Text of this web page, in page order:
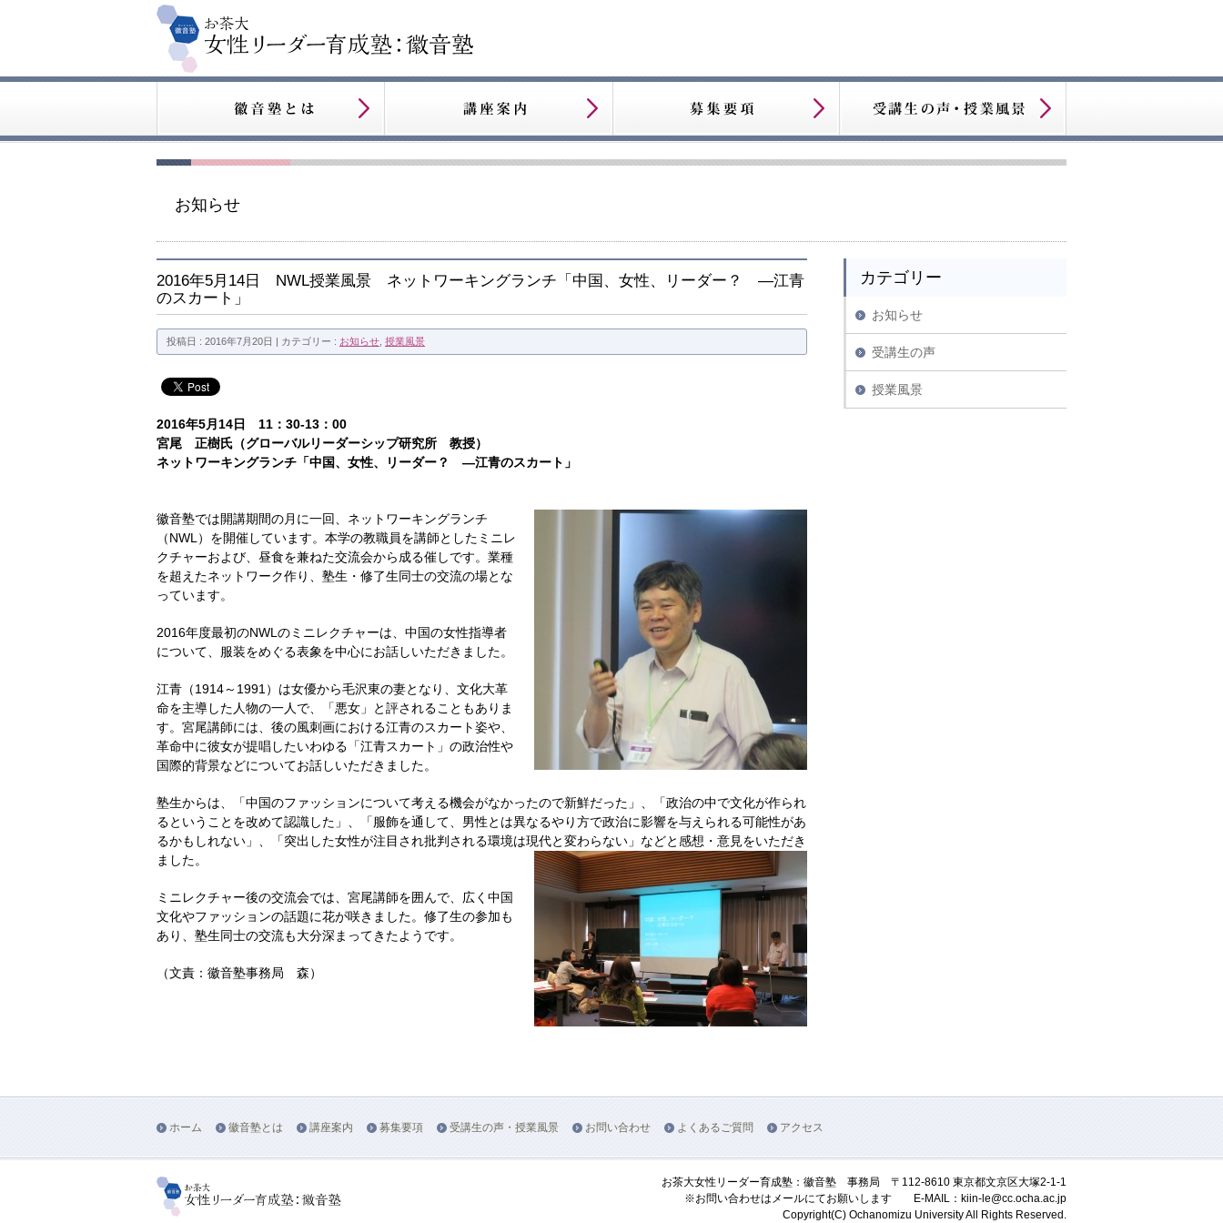
お知らせ
2016年5月14日 NWL授業風景 ネットワーキングランチ「中国、女性、リーダー？ ―江青
のスカート」
投稿日 : 2016年7月20日 | カテゴリー : お知らせ 授業風景
2016年5月14日 11：30-13：00
宮尾 正樹氏（グローバルリーダーシップ研究所 教授）
ネットワーキングランチ「中国、女性、リーダー？ ―江青のスカート」
徽音塾では開講期間の月に一回、ネットワーキングランチ
（NWL）を開催しています。本学の教職員を講師としたミニレ
クチャーおよび、昼食を兼ねた交流会から成る催しです。業種
を超えたネットワーク作り、塾生・修了生同士の交流の場とな
っています。
2016年度最初のNWLのミニレクチャーは、中国の女性指導者
について、服装をめぐる表象を中心にお話しいただきました。
江青（1914～1991）は女優から毛沢東の妻となり、文化大革
命を主導した人物の一人で、「悪女」と評されることもありま
す。宮尾講師には、後の風刺画における江青のスカート姿や、
革命中に彼女が提唱したいわゆる「江青スカート」の政治性や
国際的背景などについてお話しいただきました。
塾生からは、「中国のファッションについて考える機会がなかったので新鮮だった」、「政治の中で文化が作られ
るということを改めて認識した」、「服飾を通して、男性とは異なるやり方で政治に影響を与えられる可能性があ
るかもしれない」、「突出した女性が注目され批判される環境は現代と変わらない」などと感想・意見をいただき
ました。
ミニレクチャー後の交流会では、宮尾講師を囲んで、広く中国
文化やファッションの話題に花が咲きました。修了生の参加も
あり、塾生同士の交流も大分深まってきたようです。
（文責：徽音塾事務局 森）
カテゴリー
お知らせ
受講生の声
授業風景
ホーム 徽音塾とは 講座案内 募集要項 受講生の声・授業風景 お問い合わせ よくあるご質問 アクセス
お茶大女性リーダー育成塾：徽音塾 事務局 〒112-8610 東京都文京区大塚2-1-1
※お問い合わせはメールにてお願いします E-MAIL：kiin-le@cc.ocha.ac.jp
Copyright(C) Ochanomizu University All Rights Reserved.